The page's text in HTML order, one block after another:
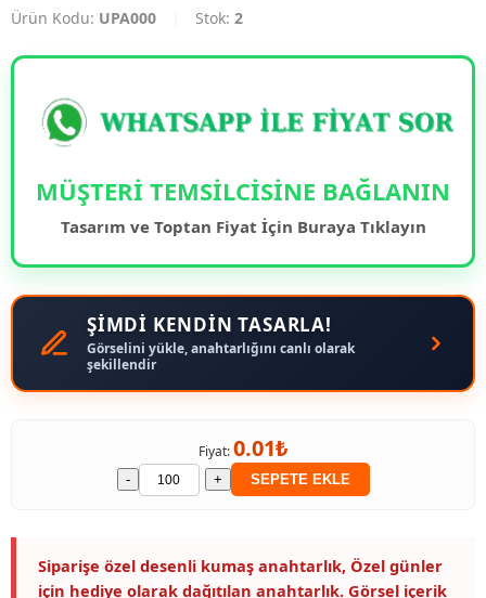
Ürün Kodu: UPA000 Stok: 2
MÜŞTERİ TEMSİLCİSİNE BAĞLANIN
Tasarım ve Toptan Fiyat İçin Buraya Tıklayın
ŞİMDİ KENDİN TASARLA!
Görselini yükle, anahtarlığını canlı olarak
şekillendir
Fiyat:0.01₺
- + SEPETE EKLE
Siparişe özel desenli kumaş anahtarlık, Özel günler
için hediye olarak dağıtılan anahtarlık. Görsel içerik